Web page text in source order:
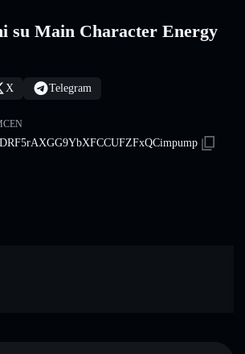
su Main Character Energy
X Telegram